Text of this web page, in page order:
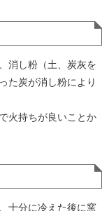
消し粉（土、炭灰を
た炭が消し粉により
火持ちが良いことか
十分に冷えた後に窯